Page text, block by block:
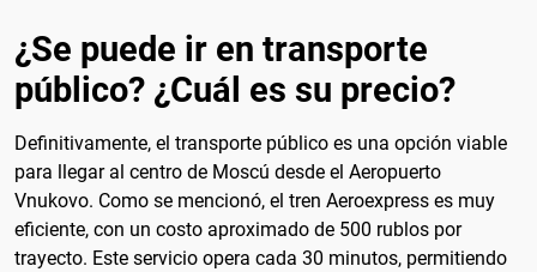
¿Se puede ir en transporte
público? ¿Cuál es su precio?
Definitivamente, el transporte público es una opción viable
para llegar al centro de Moscú desde el Aeropuerto
Vnukovo. Como se mencionó, el tren Aeroexpress es muy
eficiente, con un costo aproximado de 500 rublos por
trayecto. Este servicio opera cada 30 minutos, permitiendo